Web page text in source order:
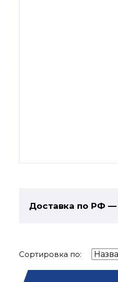
Доставка по РФ
Сортировка по: